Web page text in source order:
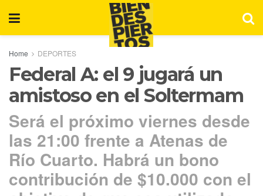
Home DEPORTES
Federal A: el 9 jugará un
amistoso en el Soltermam
Será el próximo viernes desde
las 21:00 frente a Atenas de
Río Cuarto. Habrá un bono
contribución de $10.000 con el